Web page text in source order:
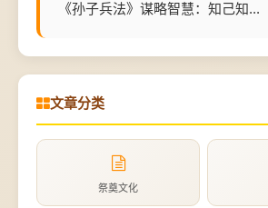
《孙子兵法》谋略智慧：知己知...
文章分类
祭奠文化